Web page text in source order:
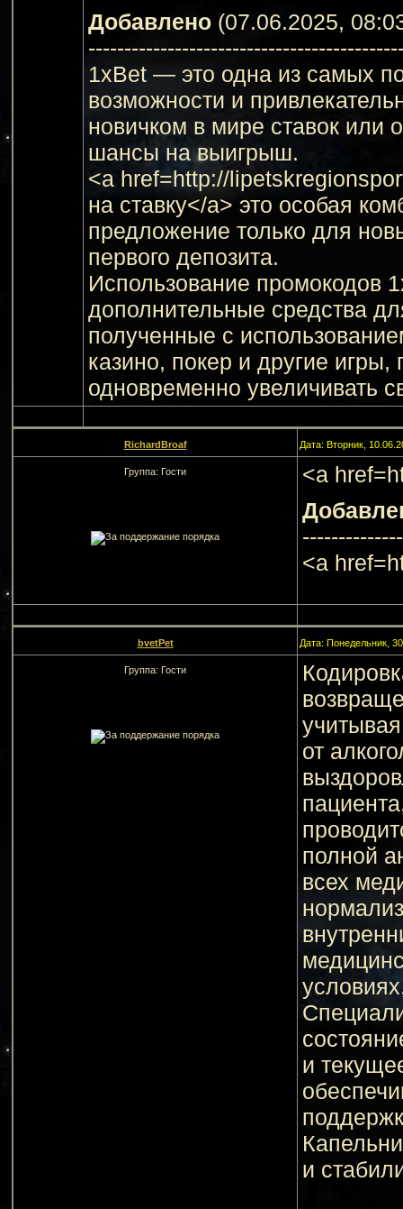
Добавлено (07.06.2025,
1xBet — это одна из самых
возможности и
новичком в мире ставок или
шансы на выигрыш.
<a href=http://
на ставку</a> это особая
предложение только для
первого депозита.
Использование промокодов
дополнительные средства
полученные с
казино, покер и другие
одновременно увеличивать
RichardBroaf Дата: Вторник,
Группа: Гости
<a
<a
bvetPet Дата: Понедельник,
Группа: Гости
от
полной
всех
и
и